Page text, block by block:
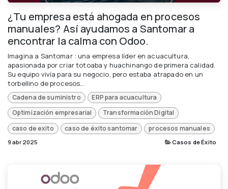
¿Tu empresa está ahogada en procesos
manuales? Así ayudamos a Santomar a
encontrar la calma con Odoo.
Imagina a Santomar : una empresa líder en acuacultura,
apasionada por criar totoaba y huachinango de primera calidad.
Su equipo vivía para su negocio, pero estaba atrapado en un
torbellino de procesos...
Cadena de suministro
ERP para acuacultura
Optimización empresarial
Transformación Digital
caso de exito
caso de éxito santomar procesos manuales
9 abr 2025 Casos de Éxito